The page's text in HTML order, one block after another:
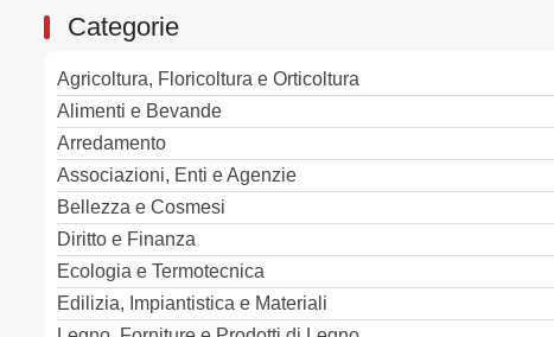
Categorie
Agricoltura, Floricoltura e Orticoltura
Alimenti e Bevande
Arredamento
Associazioni, Enti e Agenzie
Bellezza e Cosmesi
Diritto e Finanza
Ecologia e Termotecnica
Edilizia, Impiantistica e Materiali